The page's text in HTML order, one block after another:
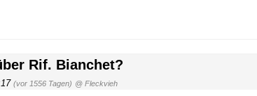
Rif. Bianchet?
(vor 1556 Tagen) @ Fleckvieh